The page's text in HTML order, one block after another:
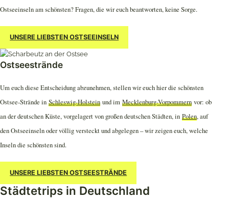
Ostseeinseln am schönsten? Fragen, die wir euch beantworten, keine Sorge.
UNSERE LIEBSTEN OSTSEEINSELN
Ostseestrände
Um euch diese Entscheidung abzunehmen, stellen wir euch hier die schönsten
Ostsee-Strände in Schleswig-Holstein und im Mecklenburg-Vorpommern vor: ob
an der deutschen Küste, vorgelagert von großen deutschen Städten, in Polen, auf
den Ostseeinseln oder völlig versteckt und abgelegen – wir zeigen euch, welche
Inseln die schönsten sind.
UNSERE LIEBSTEN OSTSEESTRÄNDE
Städtetrips in Deutschland